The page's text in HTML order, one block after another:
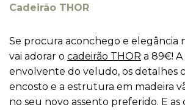
Cadeirão THOR
Se procura aconchego e elegância
vai adorar o cadeirão THOR a 89€!
envolvente do veludo, os detalhes
encosto e a estrutura em madeira
no seu novo assento preferido. E as